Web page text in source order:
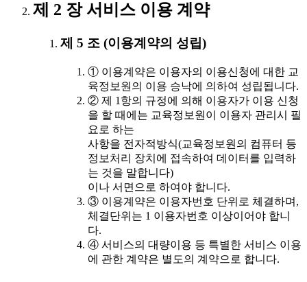
제 2 장 서비스 이용 계약
제 5 조 (이용계약의 성립)
① 이용계약은 이용자의 이용신청에 대한 교
육정보원의 이용 승낙에 의하여 성립됩니다.
② 제 1항의 규정에 의해 이용자가 이용 신청
을 할 때에는 교육정보원이 이용자 관리시 필
요로 하는
사항을 전자적방식(교육정보원의 컴퓨터 등
정보처리 장치에 접속하여 데이터를 입력하
는 것을 말합니다)
이나 서면으로 하여야 합니다.
③ 이용계약은 이용자번호 단위로 체결하며,
체결단위는 1 이용자번호 이상이어야 합니
다.
④ 서비스의 대량이용 등 특별한 서비스 이용
에 관한 계약은 별도의 계약으로 합니다.